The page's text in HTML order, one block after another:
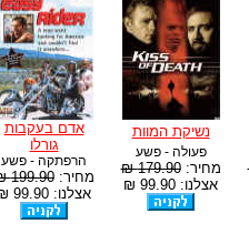
נשיקת המוות
פעולה - פשע
מחיר:179.90 ₪
אצלנו: 99.90 ₪
אדם בעקבות
גורלו
הרפתקה - פשע
מחיר:199.90 ₪
אצלנו: 99.90 ₪